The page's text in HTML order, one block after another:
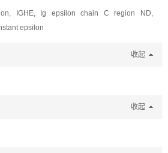
IGHE, Ig epsilon chain C region ND,
epsilon
收起
收起